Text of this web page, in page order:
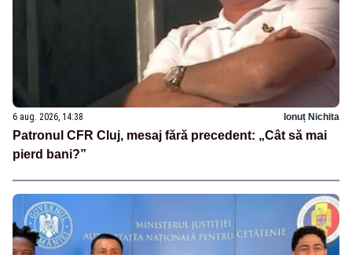
6 aug. 2026, 14:38 Ionuț Nichita
Patronul CFR Cluj, mesaj fără precedent: „Cât să mai
pierd bani?”